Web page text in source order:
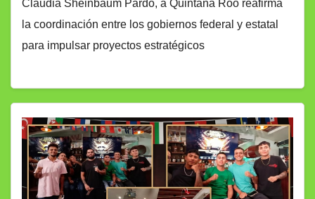
Claudia Sheinbaum Pardo, a Quintana Roo reafirma
la coordinación entre los gobiernos federal y estatal
para impulsar proyectos estratégicos